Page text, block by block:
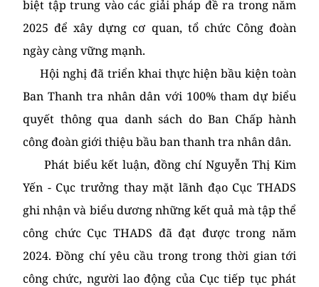
biệt tập trung vào các giải pháp đề ra trong năm
2025 để xây dựng cơ quan, tổ chức Công đoàn
ngày càng vững mạnh.
Hội nghị đã triển khai thực hiện bầu kiện toàn
Ban Thanh tra nhân dân với 100% tham dự biểu
quyết thông qua danh sách do Ban Chấp hành
công đoàn giới thiệu bầu ban thanh tra nhân dân.
Phát biểu kết luận, đồng chí Nguyễn Thị Kim
Yến - Cục trưởng thay mặt lãnh đạo Cục THADS
ghi nhận và biểu dương những kết quả mà tập thể
công chức Cục THADS đã đạt được trong năm
2024. Đồng chí yêu cầu trong trong thời gian tới
công chức, người lao động của Cục tiếp tục phát